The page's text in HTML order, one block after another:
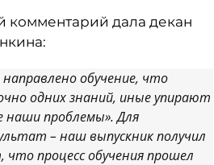
комментарий дала декан
обучение, что
одних знаний, иные упирают
наши проблемы». Для
– наш выпускник получил
процесс обучения прошел